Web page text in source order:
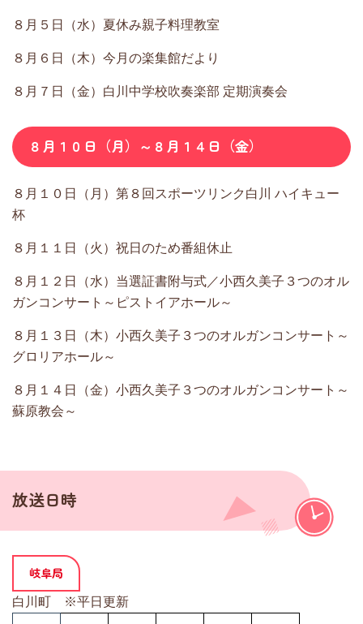
８月５日（水）夏休み親子料理教室
８月６日（木）今月の楽集館だより
８月７日（金）白川中学校吹奏楽部 定期演奏会
８月１０日（月）～８月１４日（金）
８月１０日（月）第８回スポーツリンク白川 ハイキュー
杯
８月１１日（火）祝日のため番組休止
８月１２日（水）当選証書附与式／小西久美子３つのオル
ガンコンサート～ピストイアホール～
８月１３日（木）小西久美子３つのオルガンコンサート～
グロリアホール～
８月１４日（金）小西久美子３つのオルガンコンサート～
蘇原教会～
放送日時
岐阜局
白川町 ※平日更新